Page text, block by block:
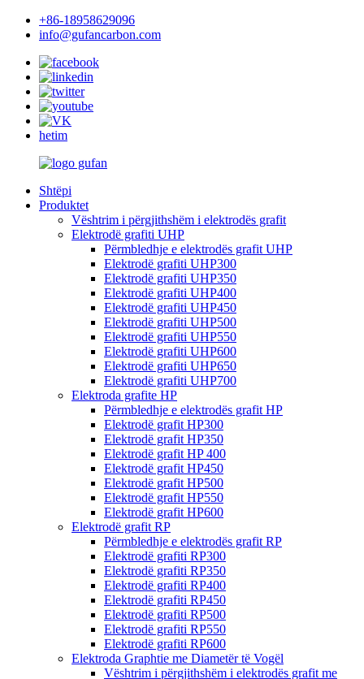
+86-18958629096
info@gufancarbon.com
hetim
Shtëpi
Produktet
Vështrim i përgjithshëm i elektrodës grafit
Elektrodë grafiti UHP
Përmbledhje e elektrodës grafit UHP
Elektrodë grafiti UHP300
Elektrodë grafiti UHP350
Elektrodë grafiti UHP400
Elektrodë grafiti UHP450
Elektrodë grafiti UHP500
Elektrodë grafiti UHP550
Elektrodë grafiti UHP600
Elektrodë grafiti UHP650
Elektrodë grafiti UHP700
Elektroda grafite HP
Përmbledhje e elektrodës grafit HP
Elektrodë grafit HP300
Elektrodë grafit HP350
Elektrodë grafit HP 400
Elektrodë grafit HP450
Elektrodë grafit HP500
Elektrodë grafit HP550
Elektrodë grafit HP600
Elektrodë grafit RP
Përmbledhje e elektrodës grafit RP
Elektrodë grafiti RP300
Elektrodë grafiti RP350
Elektrodë grafiti RP400
Elektrodë grafiti RP450
Elektrodë grafiti RP500
Elektrodë grafiti RP550
Elektrodë grafiti RP600
Elektroda Graphtie me Diametër të Vogël
Vështrim i përgjithshëm i elektrodës grafit me